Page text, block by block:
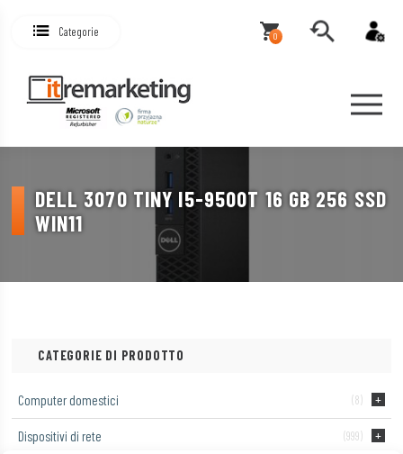
Categorie 0
DELL 3070 TINY I5-9500T 16 GB 256 SSD
WIN11
CATEGORIE DI PRODOTTO
Computer domestici (8)
Dispositivi di rete (999)